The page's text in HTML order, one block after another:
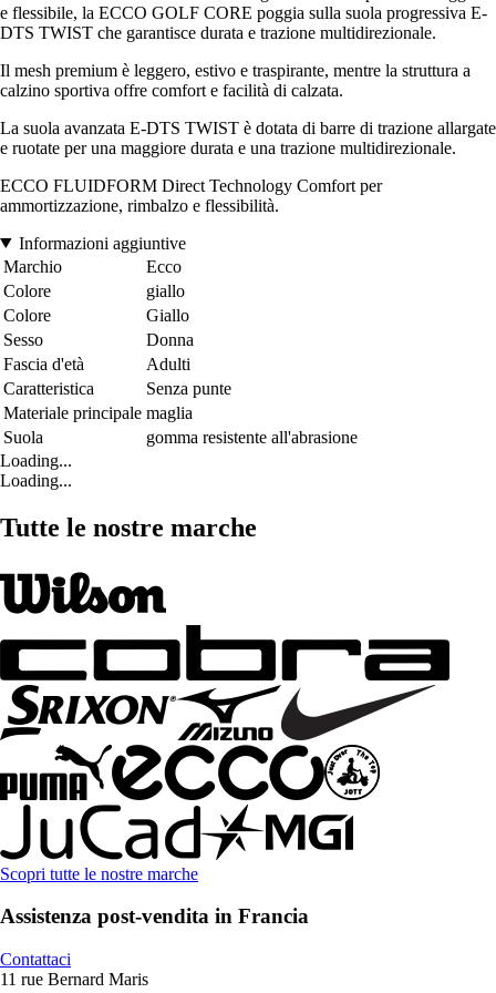
e flessibile, la ECCO GOLF CORE poggia sulla suola progressiva E-
DTS TWIST che garantisce durata e trazione multidirezionale.
Il mesh premium è leggero, estivo e traspirante, mentre la struttura a
calzino sportiva offre comfort e facilità di calzata.
La suola avanzata E-DTS TWIST è dotata di barre di trazione allargate
e ruotate per una maggiore durata e una trazione multidirezionale.
ECCO FLUIDFORM Direct Technology Comfort per
ammortizzazione, rimbalzo e flessibilità.
Informazioni aggiuntive
Marchio
Ecco
Colore
giallo
Colore
Giallo
Sesso
Donna
Fascia d'età
Adulti
Caratteristica
Senza punte
Materiale principale maglia
Suola
gomma resistente all'abrasione
Loading...
Loading...
Tutte le nostre marche
Scopri tutte le nostre marche
Assistenza post-vendita in Francia
Contattaci
11 rue Bernard Maris